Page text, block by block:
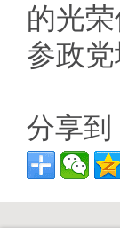
的光
参政
分享到